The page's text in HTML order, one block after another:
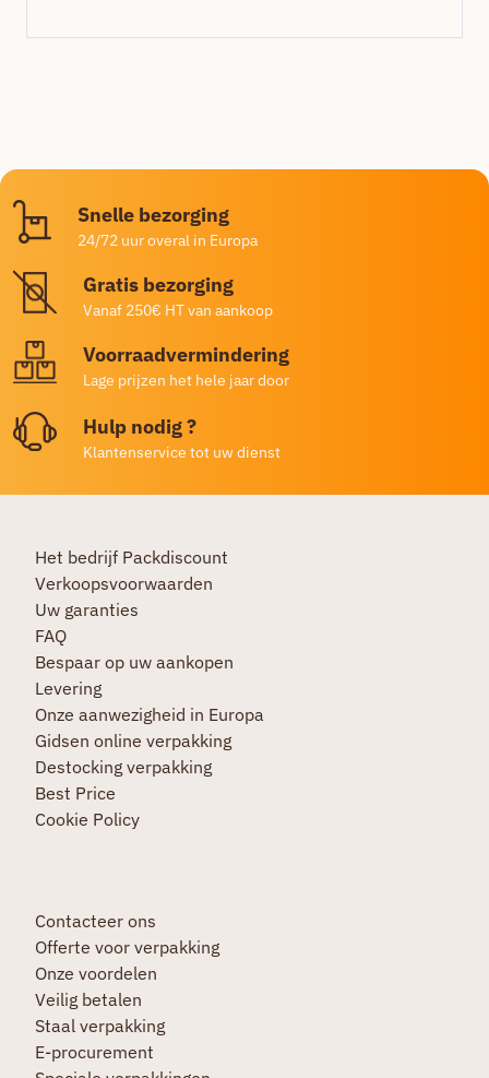
Snelle bezorging
24/72 uur overal in Europa
Gratis bezorging
Vanaf 250€ HT van aankoop
Voorraadvermindering
Lage prijzen het hele jaar door
Hulp nodig ?
Klantenservice tot uw dienst
Het bedrijf Packdiscount
Verkoopsvoorwaarden
Uw garanties
FAQ
Bespaar op uw aankopen
Levering
Onze aanwezigheid in Europa
Gidsen online verpakking
Destocking verpakking
Best Price
Cookie Policy
Contacteer ons
Offerte voor verpakking
Onze voordelen
Veilig betalen
Staal verpakking
E-procurement